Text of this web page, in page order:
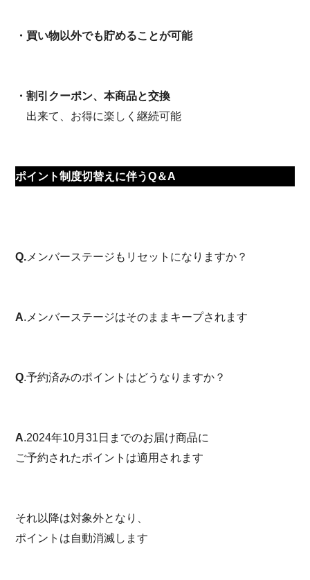
・買い物以外でも貯めることが可能
・割引クーポン、本商品と交換
出来て、お得に楽しく継続可能
ポイント制度切替えに伴うQ＆A
Q. メンバーステージもリセットになりますか？
A.メンバーステージはそのままキープされます
Q.予約済みのポイントはどうなりますか？
A.2024年10月31日までのお届け商品に
ご予約されたポイントは適用されます
それ以降は対象外となり、
ポイントは自動消滅します